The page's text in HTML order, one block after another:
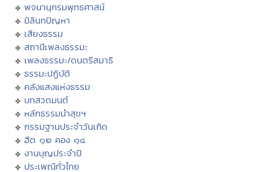
พจนานุกรมพุทธศาสน์
มิลินทปัญหา
เสียงธรรม
สถานีเพลงธรรมะ
เพลงธรรมะ/ดนตรีสมาธิ
ธรรมะปฏิบัติ
คลังแสงแห่งธรรม
บทสวดมนต์
หลักธรรมนำสุขฯ
กรรมฐานประจำวันเกิด
ฮีต ๑๒ คอง ๑๔
งานบุญประจำปี
ประเพณีทั่วไทย